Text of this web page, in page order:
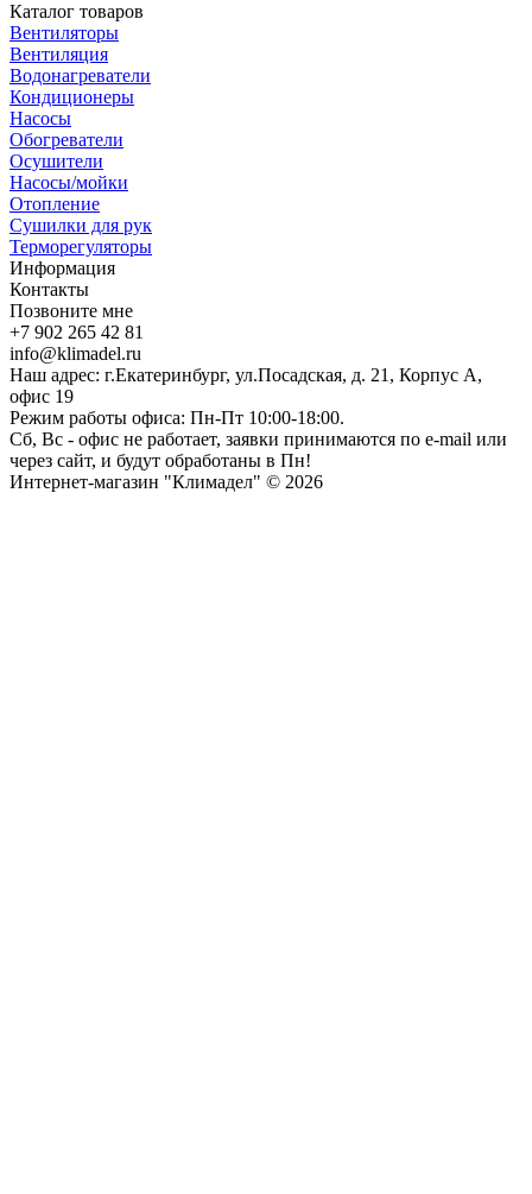
Каталог товаров
Вентиляторы
Вентиляция
Водонагреватели
Кондиционеры
Насосы
Обогреватели
Осушители
Насосы/мойки
Отопление
Сушилки для рук
Терморегуляторы
Информация
Контакты
Позвоните мне
+7 902 265 42 81
info@klimadel.ru
Наш адрес: г.Екатеринбург, ул.Посадская, д. 21, Корпус А,
офис 19
Режим работы офиса: Пн-Пт 10:00-18:00.
Сб, Вс - офис не работает, заявки принимаются по e-mail или
через сайт, и будут обработаны в Пн!
Интернет-магазин "Климадел" © 2026